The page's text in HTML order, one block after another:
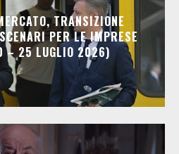
TRANSIZIONE
PER LE IMPRESE
– 25 LUGLIO 2026)